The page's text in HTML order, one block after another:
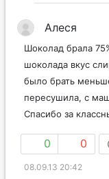
Алеся
Шоколад брала
шоколада вкус
было брать
пересушила, с
Спасибо за
0 0
08.09.13 20:42